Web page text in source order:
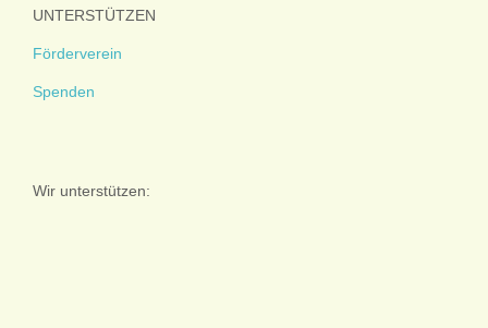
UNTERSTÜTZEN
Förderverein
Spenden
Wir unterstützen: